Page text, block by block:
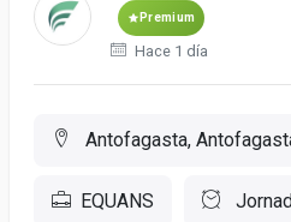
Premium
Hace 1 día
Antofagasta,
EQUANS